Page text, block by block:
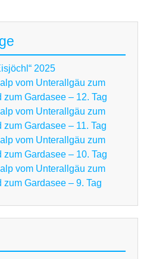
2025
vom Unterallgäu zum
zum Gardasee – 12. Tag
vom Unterallgäu zum
zum Gardasee – 11. Tag
vom Unterallgäu zum
zum Gardasee – 10. Tag
vom Unterallgäu zum
zum Gardasee – 9. Tag